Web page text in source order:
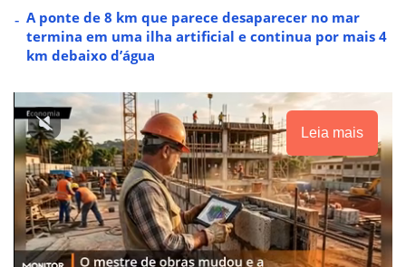
A ponte de 8 km que parece desaparecer no mar
termina em uma ilha artificial e continua por mais 4
km debaixo d’água
Leia mais